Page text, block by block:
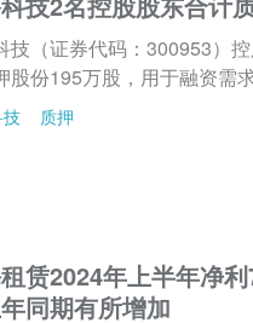
技（证券代码：300953）
股份195万股，用于融资需求
质押
赁2024年上半年净
同期有所增加